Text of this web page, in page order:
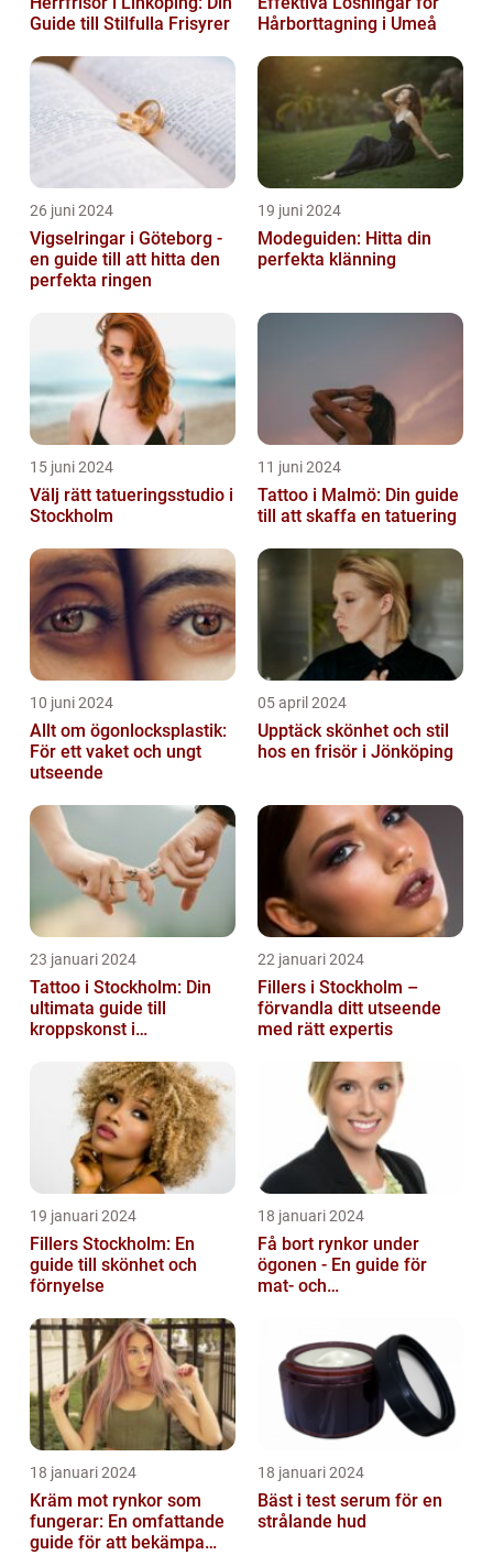
Guide till Stilfulla Frisyrer
Hårborttagning i Umeå
26 juni 2024
Vigselringar i Göteborg -
en guide till att hitta den
perfekta ringen
19 juni 2024
Modeguiden: Hitta din
perfekta klänning
15 juni 2024
Välj rätt tatueringsstudio i
Stockholm
11 juni 2024
Tattoo i Malmö: Din guide
till att skaffa en tatuering
10 juni 2024
Allt om ögonlocksplastik:
För ett vaket och ungt
utseende
05 april 2024
Upptäck skönhet och stil
hos en frisör i Jönköping
23 januari 2024
Tattoo i Stockholm: Din
ultimata guide till
kroppskonst i
22 januari 2024
Fillers i Stockholm –
förvandla ditt utseende
med rätt expertis
19 januari 2024
Fillers Stockholm: En
guide till skönhet och
förnyelse
18 januari 2024
Få bort rynkor under
ögonen - En guide för
mat- och
18 januari 2024
Kräm mot rynkor som
fungerar: En omfattande
guide för att bekämpa
18 januari 2024
Bäst i test serum för en
strålande hud